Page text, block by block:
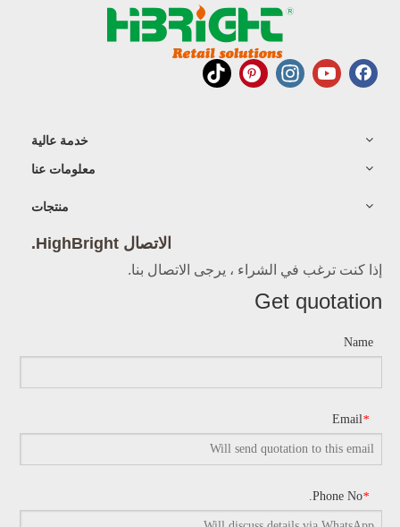
خدمة عالية
معلومات عنا
منتجات
الاتصال HighBright.
إذا كنت ترغب في الشراء ، يرجى الاتصال بنا.
Get quotation
Name
*
Email
*
Phone No.